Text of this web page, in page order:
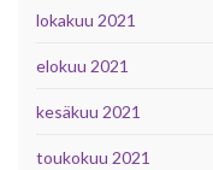
lokakuu 2021
elokuu 2021
kesäkuu 2021
toukokuu 2021